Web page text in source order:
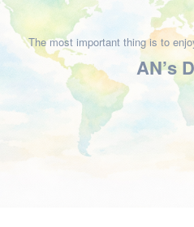
The most important thing is to
AN’s